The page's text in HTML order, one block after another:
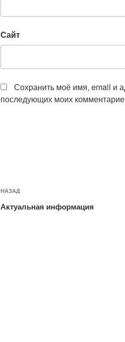
Сайт
Сохранить моё имя, email и
последующих моих
Навигация
по
записям
Предыдущая
запись:
НАЗАД
Актуальная информация